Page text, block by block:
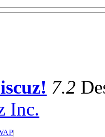
7.2
Inc.
|